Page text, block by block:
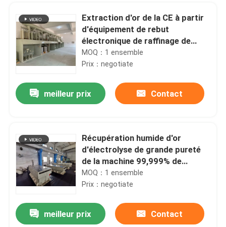
Extraction d'or de la CE à partir
d'équipement de rebut
électronique de raffinage de
métal précieux
MOQ：1 ensemble
Prix：negotiate
meilleur prix Contact
Récupération humide d'or
d'électrolyse de grande pureté
de la machine 99,999% de
raffinage d'or de purification de
manière
MOQ：1 ensemble
Prix：negotiate
meilleur prix Contact